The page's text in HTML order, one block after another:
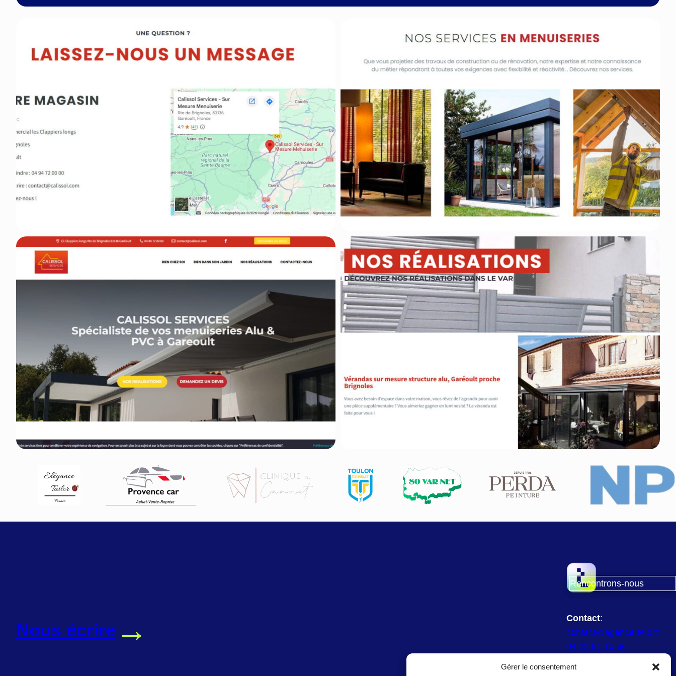
Gérer le consentement
Nous écrire → Contact:
contact@agence-telo.fr
04 22 91 15 66
Rencontrons-nous